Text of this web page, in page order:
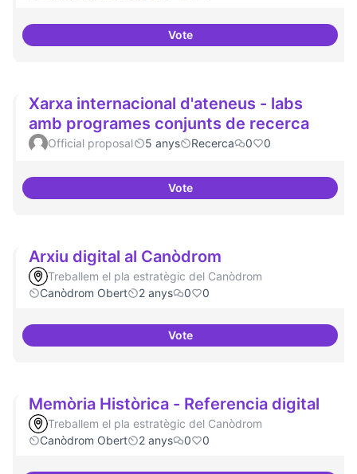
VoteProductes finalitzats i
Xarxa internacional d'ateneus - labs
amb programes conjunts de recerca
Official proposal 5 anys Recerca 0 0
VoteXarxa internacional d'ateneus -
Arxiu digital al Canòdrom
Treballem el pla estratègic del Canòdrom
Canòdrom Obert
2 anys 0 0
VoteArxiu digital al Canòdrom
Memòria Històrica - Referencia digital
Treballem el pla estratègic del Canòdrom
Canòdrom Obert
2 anys 0 0